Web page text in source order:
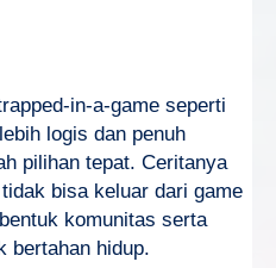
in-a-game seperti
logis dan penuh
pilihan tepat. Ceritanya
bisa keluar dari game
komunitas serta
bertahan hidup.